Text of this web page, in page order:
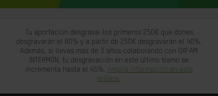
Tu aportación desgrava: los primeros 250€ que dones
desgravarán el 80% y a partir de 250€ desgravarán el 40%.
Además, si llevas más de 3 años colaborando con OXFAM
INTERMÓN, tu desgravación en este último tramo se
incrementa hasta el 45%. Amplia información en este
enlace.